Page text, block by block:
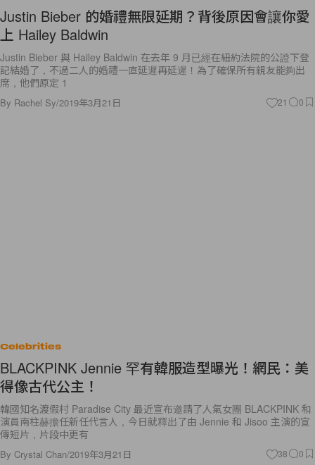
Justin Bieber 的婚禮無限延期？背後原因會讓你愛
上 Hailey Baldwin
Justin Bieber 與 Hailey Baldwin 在去年 9 月已經在紐約法院的公證下登
記結婚了，不過二人的婚禮一直延遲再延遲！為了確保所有親友能夠出
席，他們原定 1
By Rachel Sy/2019年3月21日 21 0
Celebrities
BLACKPINK Jennie 罕有韓服造型曝光！網民：美
得像古代公主！
韓國知名渡假村 Paradise City 最近宣布邀請了人氣女團 BLACKPINK 和
演員南柱赫擔任新任代言人，今日就釋出了由 Jennie 和 Jisoo 主演的宣
傳短片，片段中更有
By Crystal Chan/2019年3月21日 38 0